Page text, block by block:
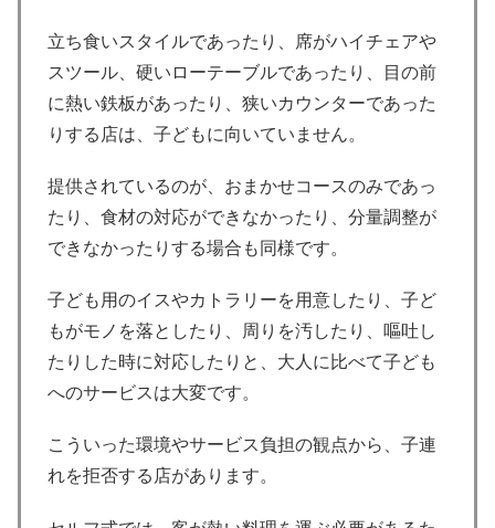
立ち食いスタイルであったり、席がハイチェアや
スツール、硬いローテーブルであったり、目の前
に熱い鉄板があったり、狭いカウンターであった
りする店は、子どもに向いていません。
提供されているのが、おまかせコースのみであっ
たり、食材の対応ができなかったり、分量調整が
できなかったりする場合も同様です。
子ども用のイスやカトラリーを用意したり、子ど
もがモノを落としたり、周りを汚したり、嘔吐し
たりした時に対応したりと、大人に比べて子ども
へのサービスは大変です。
こういった環境やサービス負担の観点から、子連
れを拒否する店があります。